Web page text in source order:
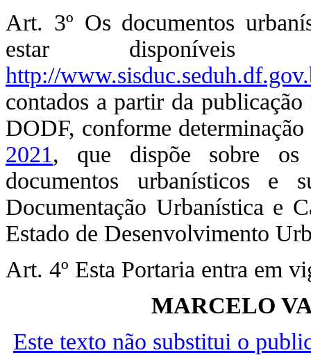
Art. 3º Os documentos
estar disponíveis
http://
contados a partir da
DODF, conforme
2021, que dispõe sobre os
documentos urbanísticos e
Documentação Urbanística e
Estado de Desenvolvimento
Art. 4º Esta Portaria entra em
MARCELO
Este texto não substitui o